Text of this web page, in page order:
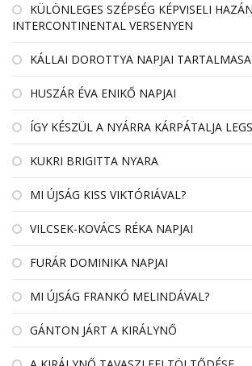
KÜLÖNLEGES SZÉPSÉG KÉPVISELI
INTERCONTINENTAL VERSENYEN
KÁLLAI DOROTTYA NAPJAI
HUSZÁR ÉVA ENIKŐ NAPJAI
ÍGY KÉSZÜL A NYÁRRA KÁRPÁTALJA
KUKRI BRIGITTA NYARA
MI ÚJSÁG KISS VIKTÓRIÁVAL?
VILCSEK-KOVÁCS RÉKA NAPJAI
FURÁR DOMINIKA NAPJAI
MI ÚJSÁG FRANKÓ MELINDÁVAL?
GÁNTON JÁRT A KIRÁLYNŐ